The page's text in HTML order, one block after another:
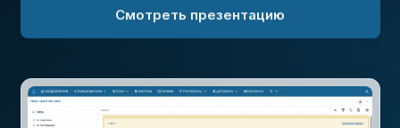
Смотреть презентацию